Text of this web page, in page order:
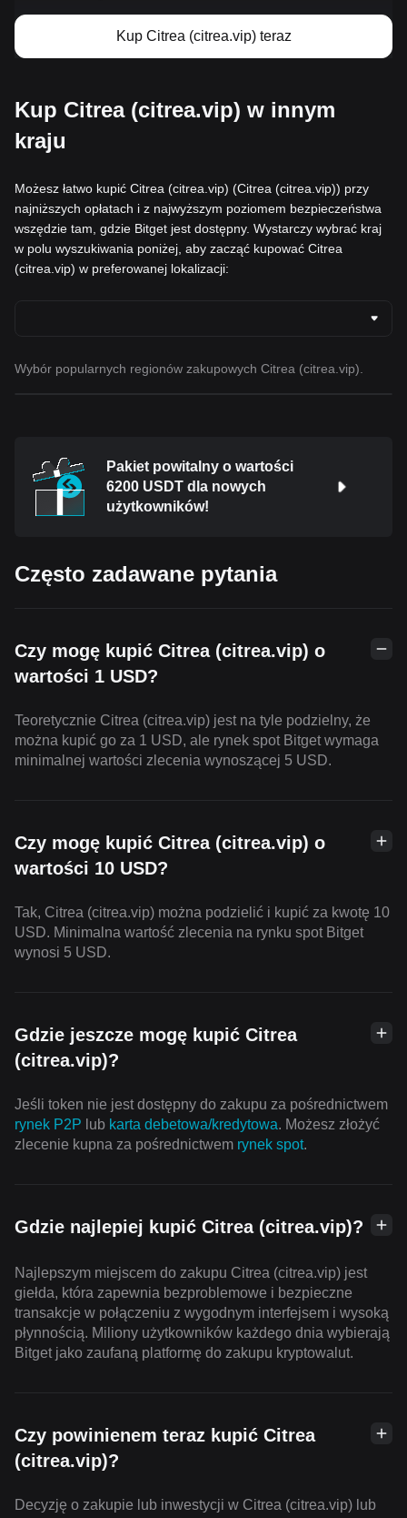
Kup Citrea (citrea.vip) teraz
Kup Citrea (citrea.vip) w innym
kraju
Możesz łatwo kupić Citrea (citrea.vip) (Citrea (citrea.vip)) przy
najniższych opłatach i z najwyższym poziomem bezpieczeństwa
wszędzie tam, gdzie Bitget jest dostępny. Wystarczy wybrać kraj
w polu wyszukiwania poniżej, aby zacząć kupować Citrea
(citrea.vip) w preferowanej lokalizacji:
Wybór popularnych regionów zakupowych Citrea (citrea.vip).
Pakiet powitalny o wartości
6200 USDT dla nowych
użytkowników!
Często zadawane pytania
Czy mogę kupić Citrea (citrea.vip) o
wartości 1 USD?
Teoretycznie Citrea (citrea.vip) jest na tyle podzielny, że
można kupić go za 1 USD, ale rynek spot Bitget wymaga
minimalnej wartości zlecenia wynoszącej 5 USD.
Czy mogę kupić Citrea (citrea.vip) o
wartości 10 USD?
Tak, Citrea (citrea.vip) można podzielić i kupić za kwotę 10
USD. Minimalna wartość zlecenia na rynku spot Bitget
wynosi 5 USD.
Gdzie jeszcze mogę kupić Citrea
(citrea.vip)?
Jeśli token nie jest dostępny do zakupu za pośrednictwem
rynek P2P lub karta debetowa/kredytowa. Możesz złożyć
zlecenie kupna za pośrednictwem rynek spot.
Gdzie najlepiej kupić Citrea (citrea.vip)?
Najlepszym miejscem do zakupu Citrea (citrea.vip) jest
giełda, która zapewnia bezproblemowe i bezpieczne
transakcje w połączeniu z wygodnym interfejsem i wysoką
płynnością. Miliony użytkowników każdego dnia wybierają
Bitget jako zaufaną platformę do zakupu kryptowalut.
Czy powinienem teraz kupić Citrea
(citrea.vip)?
Decyzję o zakupie lub inwestycji w Citrea (citrea.vip) lub